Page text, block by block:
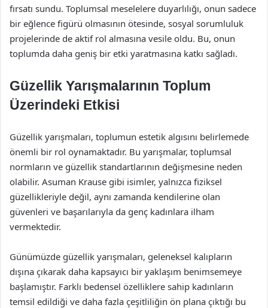
fırsatı sundu. Toplumsal meselelere duyarlılığı, onun sadece
bir eğlence figürü olmasının ötesinde, sosyal sorumluluk
projelerinde de aktif rol almasına vesile oldu. Bu, onun
toplumda daha geniş bir etki yaratmasına katkı sağladı.
Güzellik Yarışmalarının Toplum
Üzerindeki Etkisi
Güzellik yarışmaları, toplumun estetik algısını belirlemede
önemli bir rol oynamaktadır. Bu yarışmalar, toplumsal
normların ve güzellik standartlarının değişmesine neden
olabilir. Asuman Krause gibi isimler, yalnızca fiziksel
güzellikleriyle değil, aynı zamanda kendilerine olan
güvenleri ve başarılarıyla da genç kadınlara ilham
vermektedir.
Günümüzde güzellik yarışmaları, geleneksel kalıpların
dışına çıkarak daha kapsayıcı bir yaklaşım benimsemeye
başlamıştır. Farklı bedensel özelliklere sahip kadınların
temsil edildiği ve daha fazla çeşitliliğin ön plana çıktığı bu